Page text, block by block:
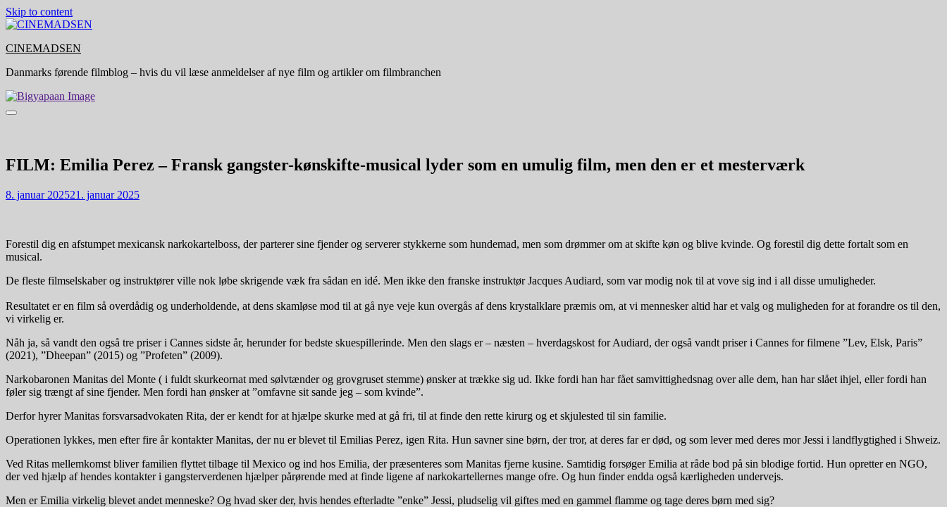
Skip to content
CINEMADSEN
Danmarks førende filmblog – hvis du vil læse anmeldelser af nye film og artikler om filmbranchen
FILM: Emilia Perez – Fransk gangster-kønskifte-musical lyder som en umulig film, men den er et mesterværk
8. januar 202521. januar 2025
Forestil dig en afstumpet mexicansk narkokartelboss, der parterer sine fjender og serverer stykkerne som hundemad, men som drømmer om at skifte køn og blive kvinde. Og forestil dig dette fortalt som en
musical.
De fleste filmselskaber og instruktører ville nok løbe skrigende væk fra sådan en idé. Men ikke den franske instruktør Jacques Audiard, som var modig nok til at vove sig ind i all disse umuligheder.
Resultatet er en film så overdådig og underholdende, at dens skamløse mod til at gå nye veje kun overgås af dens krystalklare præmis om, at vi mennesker altid har et valg og muligheden for at forandre os til den,
vi virkelig er.
Nåh ja, så vandt den også tre priser i Cannes sidste år, herunder for bedste skuespillerinde. Men den slags er – næsten – hverdagskost for Audiard, der også vandt priser i Cannes for filmene ”Lev, Elsk, Paris”
(2021), ”Dheepan” (2015) og ”Profeten” (2009).
Narkobaronen Manitas del Monte ( i fuldt skurkeornat med sølvtænder og grovgruset stemme) ønsker at trække sig ud. Ikke fordi han har fået samvittighedsnag over alle dem, han har slået ihjel, eller fordi han
føler sig trængt af sine fjender. Men fordi han ønsker at ”omfavne sit sande jeg – som kvinde”.
Derfor hyrer Manitas forsvarsadvokaten Rita, der er kendt for at hjælpe skurke med at gå fri, til at finde den rette kirurg og et skjulested til sin familie.
Operationen lykkes, men efter fire år kontakter Manitas, der nu er blevet til Emilias Perez, igen Rita. Hun savner sine børn, der tror, at deres far er død, og som lever med deres mor Jessi i landflygtighed i Shweiz.
Ved Ritas mellemkomst bliver familien flyttet tilbage til Mexico og ind hos Emilia, der præsenteres som Manitas fjerne kusine. Samtidig forsøger Emilia at råde bod på sin blodige fortid. Hun opretter en NGO,
der ved hjælp af hendes kontakter i gangsterverdenen hjælper pårørende med at finde ligene af narkokartellernes mange ofre. Og hun finder endda også kærligheden undervejs.
Men er Emilia virkelig blevet andet menneske? Og hvad sker der, hvis hendes efterladte ”enke” Jessi, pludselig vil giftes med en gammel flamme og tage deres børn med sig?